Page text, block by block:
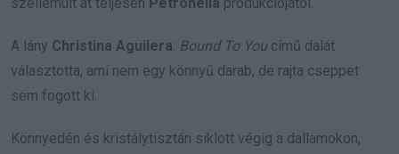
szellemült át teljesen Petronella produkciójától.
A lány Christina Aguilera: Bound To You című dalát
választotta, ami nem egy könnyű darab, de rajta cseppet
sem fogott ki.
Könnyedén és kristálytisztán siklott végig a dallamokon,